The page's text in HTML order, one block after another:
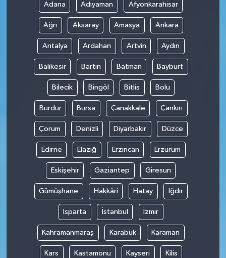
Adana Adıyaman Afyonkarahisar
Ağrı Aksaray Amasya Ankara
Antalya Ardahan Artvin Aydın
Balıkesir Bartın Batman Bayburt
Bilecik Bingöl Bitlis Bolu
Burdur Bursa Çanakkale Çankırı
Çorum Denizli Diyarbakır Düzce
Edirne Elazığ Erzincan Erzurum
Eskişehir Gaziantep Giresun
Gümüşhane Hakkâri Hatay Iğdır
Isparta İstanbul İzmir
Kahramanmaraş Karabük Karaman
Kars Kastamonu Kayseri Kilis